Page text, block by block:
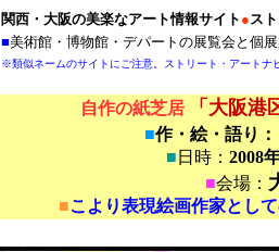
関西・大阪の美楽なアート情報サイト ●ス
■美術館・博物館・デパートの展覧会と個
※類似ネームのサイトにご注意。ストリート・アートナ
自作の紙芝居 「大阪
■作・絵・語り
■ 日時： 2008
■会場：
■こより表現絵画作家とし